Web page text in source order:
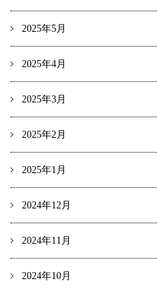
2025年5月
2025年4月
2025年3月
2025年2月
2025年1月
2024年12月
2024年11月
2024年10月